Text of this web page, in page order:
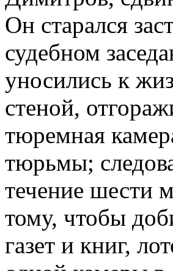
Он старался
судебном
уносились к
стеной,
тюремная
тюрьмы;
течение шести
тому, чтобы
газет и книг,